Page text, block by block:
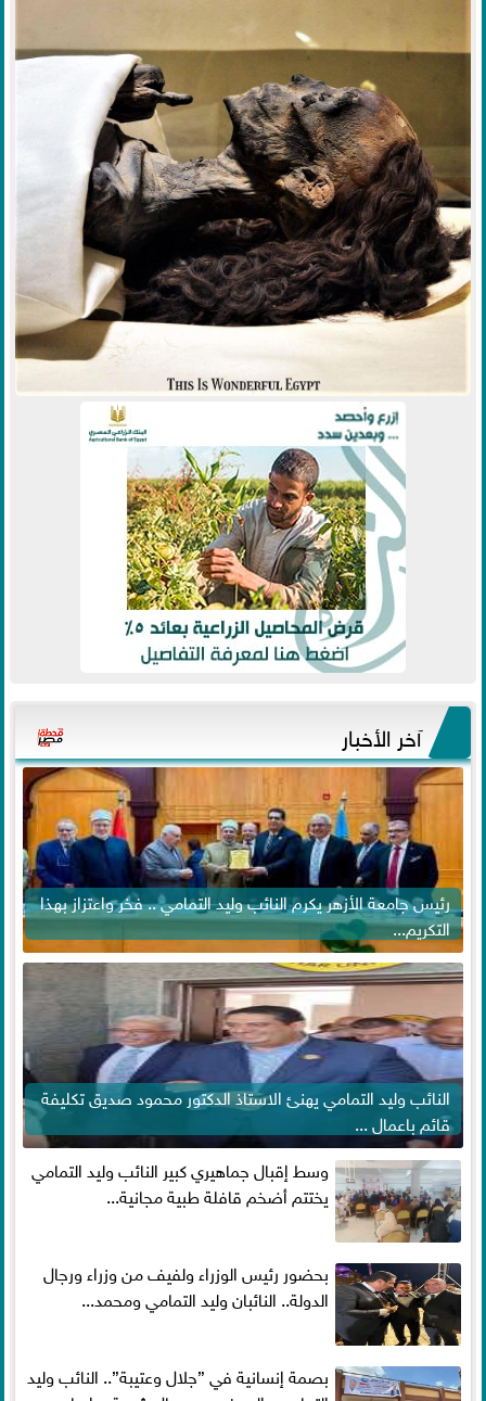
آخر الأخبار
رئيس جامعة الأزهر يكرم النائب وليد التمامي .. فخر واعتزاز بهذا
التكريم...
النائب وليد التمامي يهنئ الاستاذ الدكتور محمود صديق تكليفة
قائم باعمال ...
وسط إقبال جماهيري كبير النائب وليد التمامي
يختتم أضخم قافلة طبية مجانية...
بحضور رئيس الوزراء ولفيف من وزراء ورجال
الدولة.. النائبان وليد التمامي ومحمد...
بصمة إنسانية في ”جلال وعتيبة”.. النائب وليد